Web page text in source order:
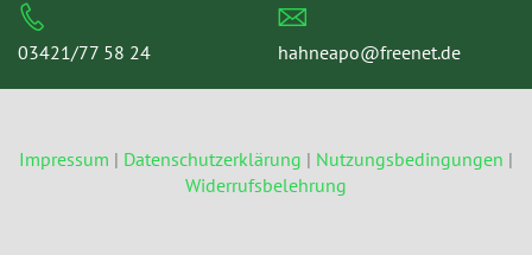
03421/77 58 24 hahneapo@freenet.de
Impressum | Datenschutzerklärung | Nutzungsbedingungen |
Widerrufsbelehrung